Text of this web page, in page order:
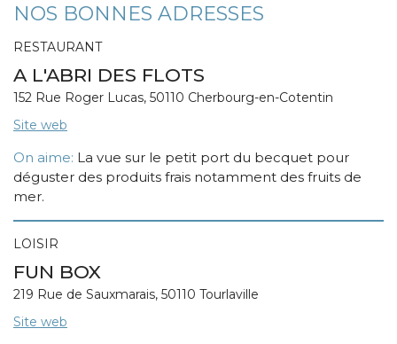
NOS BONNES ADRESSES
RESTAURANT
A L'ABRI DES FLOTS
152 Rue Roger Lucas, 50110 Cherbourg-en-Cotentin
Site web
On aime: La vue sur le petit port du becquet pour
déguster des produits frais notamment des fruits de
mer.
LOISIR
FUN BOX
219 Rue de Sauxmarais, 50110 Tourlaville
Site web